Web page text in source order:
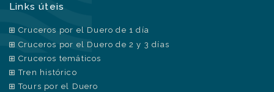
Links úteis
Cruceros por el Duero de 1 día
Cruceros por el Duero de 2 y 3 días
Cruceros temáticos
Tren histórico
Tours por el Duero